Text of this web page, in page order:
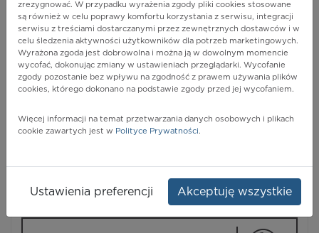
POKAŻ FILTRY
Pharmindex
zrezygnować. W przypadku wyrażenia zgody pliki cookies stosowane
są również w celu poprawy komfortu korzystania z serwisu, integracji
serwisu z treściami dostarczanymi przez zewnętrznych dostawców i w
celu śledzenia aktywności użytkowników dla potrzeb marketingowych.
Wyrażona zgoda jest dobrowolna i można ją w dowolnym momencie
wycofać, dokonując zmiany w ustawieniach przeglądarki. Wycofanie
zgody pozostanie bez wpływu na zgodność z prawem używania plików
cookies, którego dokonano na podstawie zgody przed jej wycofaniem.
Więcej informacji na temat przetwarzania danych osobowych i plikach
cookie zawartych jest w Polityce Prywatności.
Ustawienia preferencji Akceptuję wszystkie